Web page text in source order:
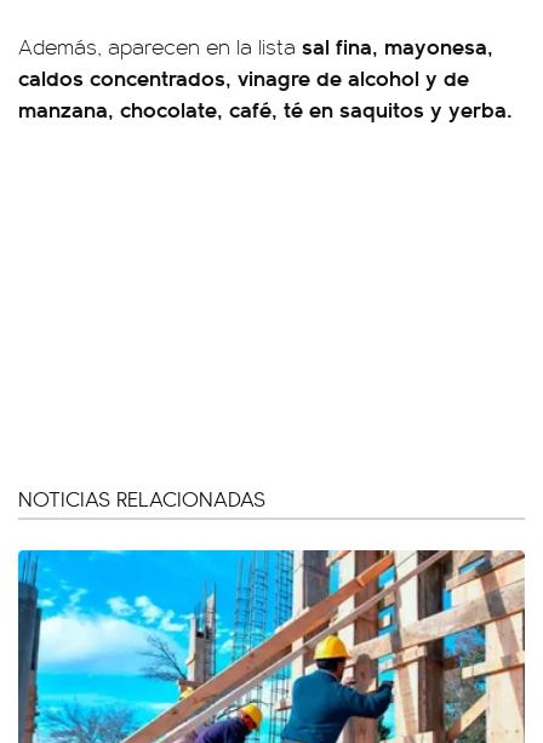
Además, aparecen en la lista sal fina, mayonesa,
caldos concentrados, vinagre de alcohol y de
manzana, chocolate, café, té en saquitos y yerba.
NOTICIAS RELACIONADAS